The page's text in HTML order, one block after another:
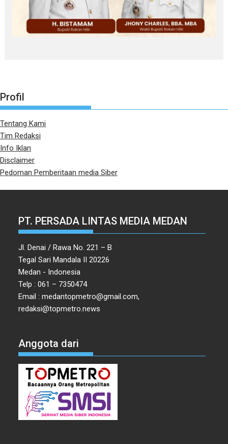
Profil
Tentang Kami
Tim Redaksi
Info Iklan
Disclaimer
Pedoman Pemberitaan media Siber
PT. PERSADA LINTAS MEDIA MEDAN
Jl. Denai / Rawa No. 221 – B
Tegal Sari Mandala II 20226
Medan - Indonesia
Telp : 061 – 7350474
Email : medantopmetro@gmail.com,
redaksi@topmetro.news
Anggota dari